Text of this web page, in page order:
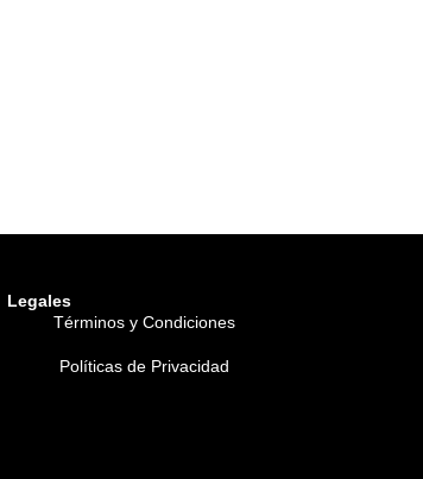
Legales
Términos y Condiciones
Políticas de Privacidad